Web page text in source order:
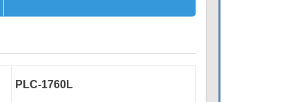
PLC-1760L